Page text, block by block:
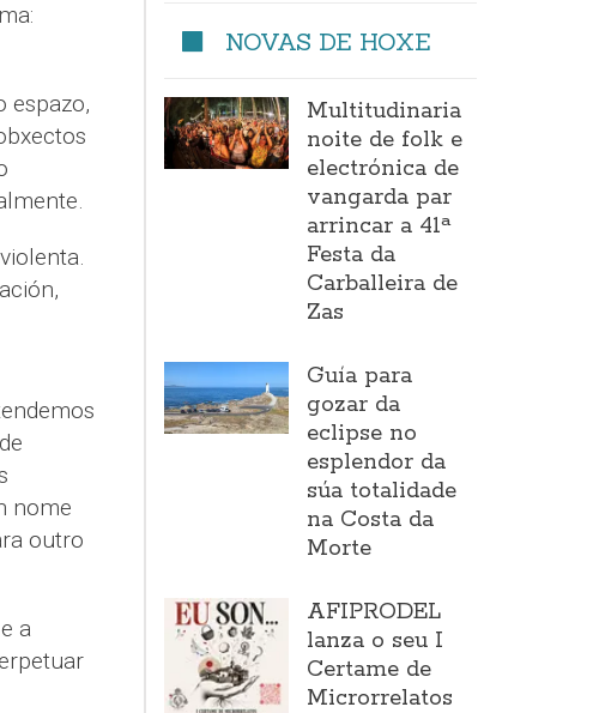
espazo,
nome
outro
a
NOVAS DE HOXE
Multitudinaria
noite de folk e
electrónica de
vangarda par
arrincar a 41ª
Festa da
Carballeira de
Zas
Guía para
gozar da
eclipse no
esplendor da
súa totalidade
na Costa da
Morte
AFIPRODEL
lanza o seu I
Certame de
Microrrelatos